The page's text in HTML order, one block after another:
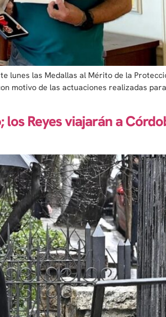
lunes las Medallas al Mérito de la
motivo de las actuaciones realizadas
Reyes viajarán a